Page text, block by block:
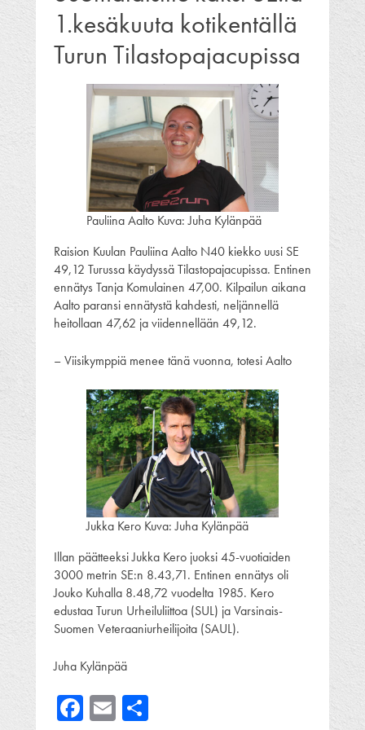
1.kesäkuuta kotikentällä
Turun Tilastopajacupissa
Pauliina Aalto Kuva: Juha Kylänpää
Raision Kuulan Pauliina Aalto N40 kiekko uusi SE
49,12 Turussa käydyssä Tilastopajacupissa. Entinen
ennätys Tanja Komulainen 47,00. Kilpailun aikana
Aalto paransi ennätystä kahdesti, neljännellä
heitollaan 47,62 ja viidennellään 49,12.
– Viisikymppiä menee tänä vuonna, totesi Aalto
Jukka Kero Kuva: Juha Kylänpää
Illan päätteeksi Jukka Kero juoksi 45-vuotiaiden
3000 metrin SE:n 8.43,71. Entinen ennätys oli
Jouko Kuhalla 8.48,72 vuodelta 1985. Kero
edustaa Turun Urheiluliittoa (SUL) ja Varsinais-
Suomen Veteraaniurheilijoita (SAUL).
Juha Kylänpää
Facebook
Email